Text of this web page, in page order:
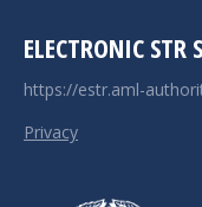
ELECTRONIC STR
https://estr.aml-
Privacy